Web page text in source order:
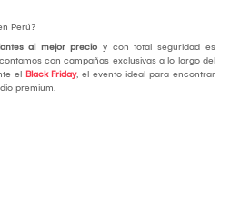
Perú?
al mejor precio y con total seguridad es
con campañas exclusivas a lo largo del
el Black Friday, el evento ideal para encontrar
premium.